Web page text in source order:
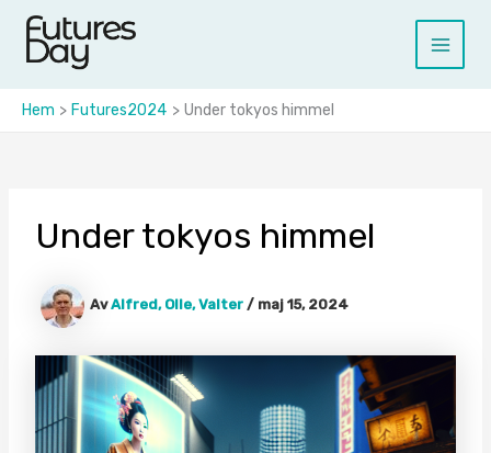
Hoppa
innehåll
Main
Hem Futures2024 Under tokyos himmel
Under tokyos himmel
Av Alfred, Olle, Valter / maj 15, 2024